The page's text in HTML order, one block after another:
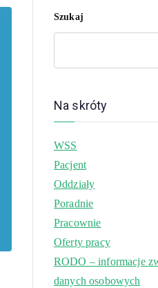
Szukaj
Na skróty
WSS
Pacjent
Oddziały
Poradnie
Pracownie
Oferty pracy
RODO – informacje
danych osobowych